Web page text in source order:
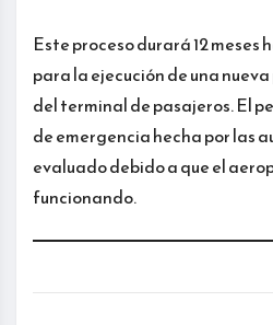
Este proceso durará 12
para la ejecución de una
del terminal de pasajeros. El
de emergencia hecha por las
evaluado debido a que el
funcionando.